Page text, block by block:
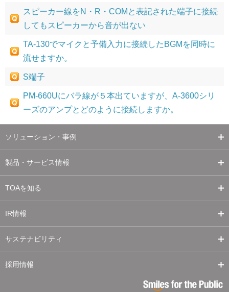
スピーカー線をN・R・COMと表記された端子に接続
してもスピーカーから音が出ない
TA-130でマイクと予備入力に接続したBGMを同時に
流せますか。
S端子
PM-660Uにバラ線が５本出ていますが、A-3600シリ
ーズのアンプとどのように接続しますか。
ソリューション・事例
製品・サービス情報
TOAを知る
IR情報
サステナビリティ
採用情報